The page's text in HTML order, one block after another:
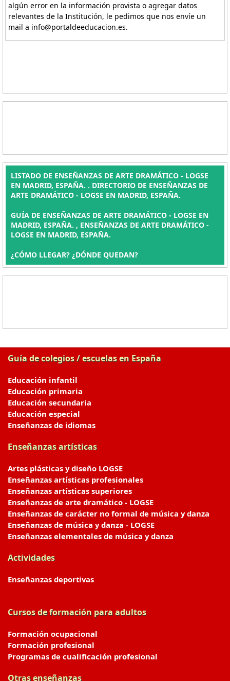
algún error en la información provista o agregar datos
relevantes de la Institución, le pedimos que nos envíe un
mail a info@portaldeeducacion.es.
LISTADO DE ENSEÑANZAS DE ARTE DRAMÁTICO - LOGSE
EN MADRID, ESPAÑA. . DIRECTORIO DE ENSEÑANZAS DE
ARTE DRAMÁTICO - LOGSE EN MADRID, ESPAÑA.
GUÍA DE ENSEÑANZAS DE ARTE DRAMÁTICO - LOGSE EN
MADRID, ESPAÑA. , ENSEÑANZAS DE ARTE DRAMÁTICO -
LOGSE EN MADRID, ESPAÑA.
¿CÓMO LLEGAR? ¿DÓNDE QUEDAN?
Guía de colegios / escuelas en España
Educación infantil
Educación primaria
Educación secundaria
Educación especial
Enseñanzas de idiomas
Enseñanzas artísticas
Artes plásticas y diseño LOGSE
Enseñanzas artísticas profesionales
Enseñanzas artísticas superiores
Enseñanzas de arte dramático - LOGSE
Enseñanzas de carácter no formal de música y danza
Enseñanzas de música y danza - LOGSE
Enseñanzas elementales de música y danza
Actividades
Enseñanzas deportivas
Cursos de formación para adultos
Formación ocupacional
Formación profesional
Programas de cualificación profesional
Otras enseñanzas